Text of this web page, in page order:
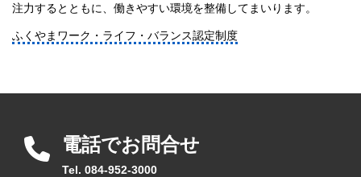
注力するとともに、働きやすい環境を整備してまいります。
ふくやまワーク・ライフ・バランス認定制度
電話でお問合せ
Tel. 084-952-3000